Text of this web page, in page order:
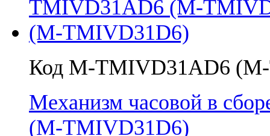
Код M-TMIVD31AD6
Механизм часовой в
(M-TMIVD31D6)